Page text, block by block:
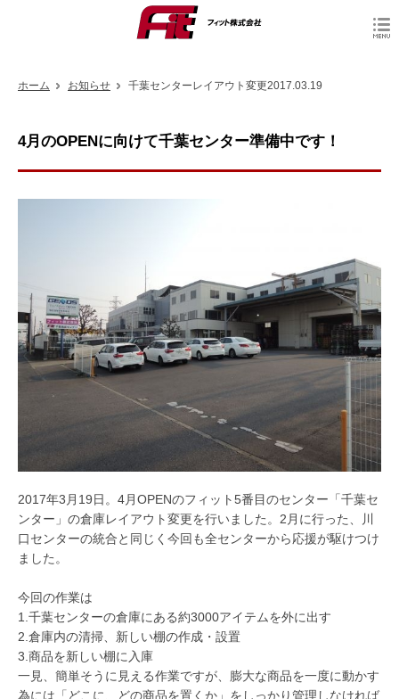
ホーム お知らせ 千葉センターレイアウト変更2017.03.19
4月のOPENに向けて千葉センター準備中です！
2017年3月19日。4月OPENのフィット5番目のセンター「千葉セ
ンター」の倉庫レイアウト変更を行いました。2月に行った、川
口センターの統合と同じく今回も全センターから応援が駆けつけ
ました。
今回の作業は
1.千葉センターの倉庫にある約3000アイテムを外に出す
2.倉庫内の清掃、新しい棚の作成・設置
3.商品を新しい棚に入庫
一見、簡単そうに見える作業ですが、膨大な商品を一度に動かす
為には「どこに、どの商品を置くか」をしっかり管理しなければ